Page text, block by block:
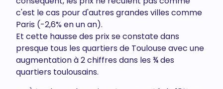
c'est le cas pour d'autres grandes villes comme
Paris (-2,6% en un an).
Et cette hausse des prix se constate dans
presque tous les quartiers de Toulouse avec une
augmentation à 2 chiffres dans les ¾ des
quartiers toulousains.